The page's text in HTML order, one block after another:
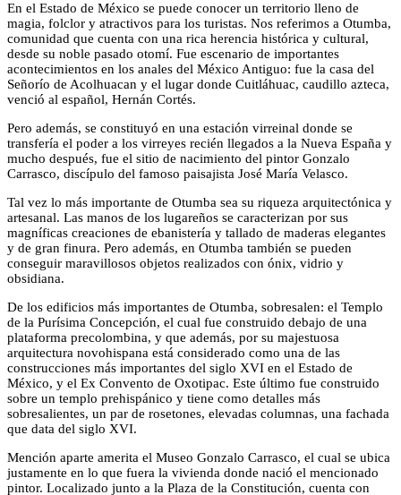
En el Estado de México se puede conocer un territorio lleno de
magia, folclor y atractivos para los turistas. Nos referimos a Otumba,
comunidad que cuenta con una rica herencia histórica y cultural,
desde su noble pasado otomí. Fue escenario de importantes
acontecimientos en los anales del México Antiguo: fue la casa del
Señorío de Acolhuacan y el lugar donde Cuitláhuac, caudillo azteca,
venció al español, Hernán Cortés.
Pero además, se constituyó en una estación virreinal donde se
transfería el poder a los virreyes recién llegados a la Nueva España y
mucho después, fue el sitio de nacimiento del pintor Gonzalo
Carrasco, discípulo del famoso paisajista José María Velasco.
Tal vez lo más importante de Otumba sea su riqueza arquitectónica y
artesanal. Las manos de los lugareños se caracterizan por sus
magníficas creaciones de ebanistería y tallado de maderas elegantes
y de gran finura. Pero además, en Otumba también se pueden
conseguir maravillosos objetos realizados con ónix, vidrio y
obsidiana.
De los edificios más importantes de Otumba, sobresalen: el Templo
de la Purísima Concepción, el cual fue construido debajo de una
plataforma precolombina, y que además, por su majestuosa
arquitectura novohispana está considerado como una de las
construcciones más importantes del siglo XVI en el Estado de
México, y el Ex Convento de Oxotipac. Este último fue construido
sobre un templo prehispánico y tiene como detalles más
sobresalientes, un par de rosetones, elevadas columnas, una fachada
que data del siglo XVI.
Mención aparte amerita el Museo Gonzalo Carrasco, el cual se ubica
justamente en lo que fuera la vivienda donde nació el mencionado
pintor. Localizado junto a la Plaza de la Constitución, cuenta con